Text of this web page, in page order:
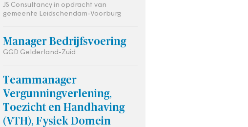
JS Consultancy in opdracht van
gemeente Leidschendam-Voorburg
Manager Bedrijfsvoering
GGD Gelderland-Zuid
Teammanager
Vergunningverlening,
Toezicht en Handhaving
(VTH), Fysiek Domein